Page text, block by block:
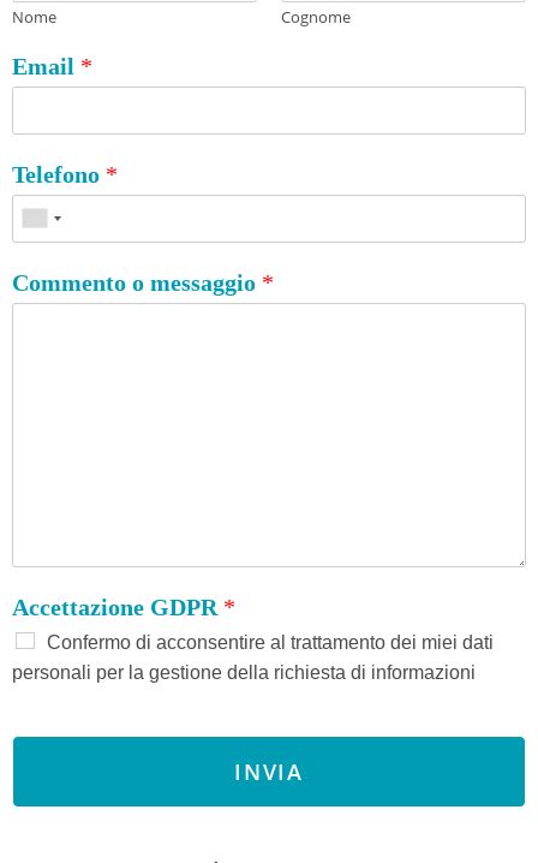
Nome Cognome
Email *
Telefono *
Commento o messaggio *
Accettazione GDPR *
Confermo di acconsentire al trattamento dei miei dati
personali per la gestione della richiesta di informazioni
INVIA